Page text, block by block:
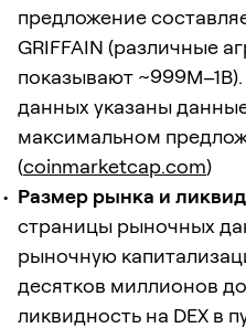
предложение
GRIFFAIN (различные
показывают
данных указаны
максимальном
(coinmarketcap.com)
Размер рынка и
страницы рыночных
рыночную
десятков миллионов
ликвидность на DEX в